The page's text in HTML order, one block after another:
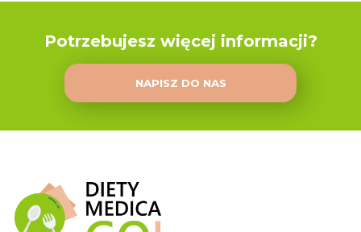
Potrzebujesz więcej informacji?
NAPISZ DO NAS